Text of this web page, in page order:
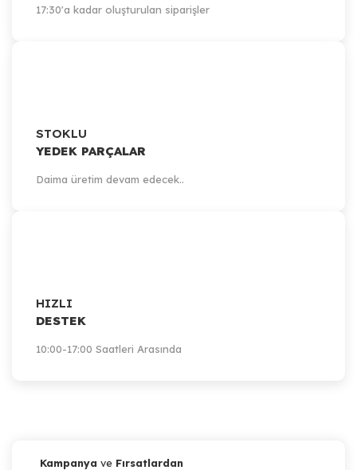
17:30'a kadar oluşturulan siparişler
STOKLU
YEDEK PARÇALAR
Daima üretim devam edecek..
HIZLI
DESTEK
10:00-17:00 Saatleri Arasında
Kampanya ve Fırsatlardan